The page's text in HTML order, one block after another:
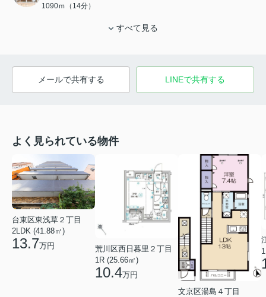
1090ｍ（14分）
すべて見る
メールで共有する LINEで共有する
よく見られている物件
台東区東浅草２丁目
2LDK (41.88㎡)
13.7万円
荒川区西日暮里２丁目
1R (25.66㎡)
10.4万円
文京区湯島４丁目